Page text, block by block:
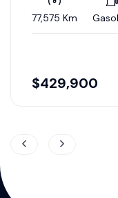
$330,000